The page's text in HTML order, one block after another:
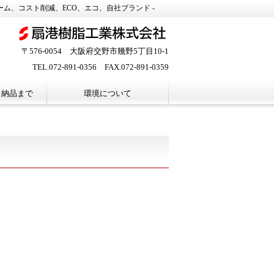
、コスト削減、ECO、エコ、自社ブランド -
〒576-0054 大阪府交野市幾野5丁目10-1
TEL.072-891-0356 FAX.072-891-0359
品まで 環境について